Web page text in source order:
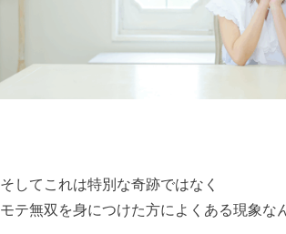
そしてこれは特別な奇跡ではなく
モテ無双を身につけた方によくある現象な